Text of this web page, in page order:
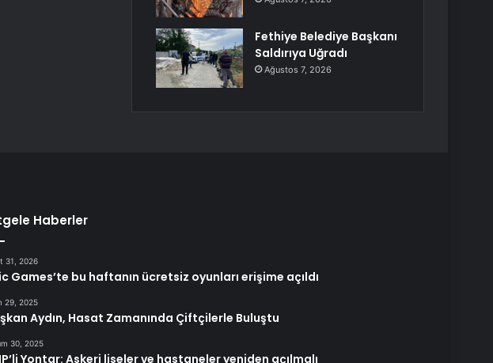
Fethiye Belediye Başkanı
Saldırıya Uğradı
Ağustos 7, 2026
Haberler
31, 2026
Games’te bu haftanın ücretsiz oyunları erişime açıldı
29, 2025
Aydın, Hasat Zamanında Çiftçilerle Buluştu
30, 2025
Yontar: Askeri liseler ve hastaneler yeniden açılmalı